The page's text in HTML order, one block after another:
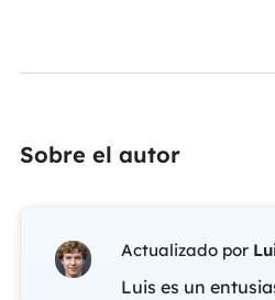
Sobre el autor
Actualizado por
Luis es un